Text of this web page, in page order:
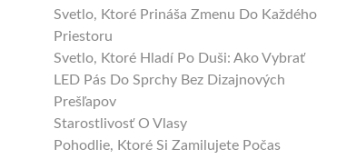
Svetlo, Ktoré Prináša Zmenu Do Každého
Priestoru
Svetlo, Ktoré Hladí Po Duši: Ako Vybrať
LED Pás Do Sprchy Bez Dizajnových
Prešľapov
Starostlivosť O Vlasy
Pohodlie, Ktoré Si Zamilujete Počas